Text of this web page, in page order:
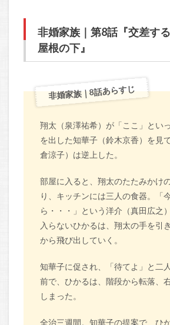
非婚家族｜第8話『交差す
屋根の下』
非婚家族｜8話あらすじ
翔太（泉澤祐希）が「ここ」とい
を出した知華子（鈴木京香）を見
倉涼子）は逆上した。
部屋に入ると、翔太のたたみかけ
り、キッチンには三人の食器。「
ら・・・」という洋介（真田広之
入らないひかるは、翔太の手を引
から飛び出していく。
知華子に促され、「待てよ」と二
前で、ひかるは、階段から転落、
しまった。
全治三週間。知華子の提案で、ひ